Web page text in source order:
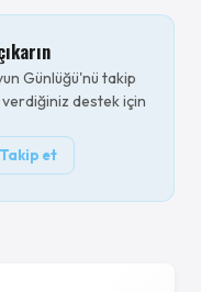
Günlüğü'nü takip
verdiğiniz destek için
Takip et